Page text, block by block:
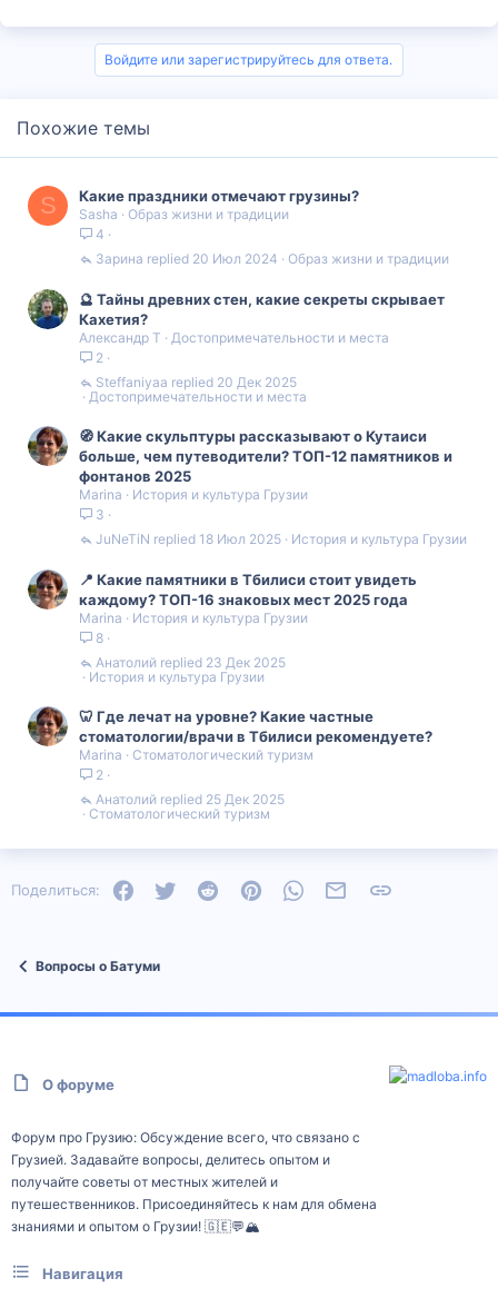
Войдите или зарегистрируйтесь для ответа.
Похожие темы
S Какие праздники отмечают грузины?
Sasha
Образ жизни и традиции
4
Образ жизни и традиции
20 Июл 2024
Зарина
🔮 Тайны древних стен, какие секреты скрывает
Кахетия?
Александр Т
Достопримечательности и места
2
Достопримечательности и места
20 Дек 2025
Steffaniyaa
🧭 Какие скульптуры рассказывают о Кутаиси
больше, чем путеводители? ТОП-12 памятников и
фонтанов 2025
Marina
История и культура Грузии
3
История и культура Грузии
18 Июл 2025
JuNeTiN
📍 Какие памятники в Тбилиси стоит увидеть
каждому? ТОП-16 знаковых мест 2025 года
Marina
История и культура Грузии
8
История и культура Грузии
23 Дек 2025
Анатолий
🦷 Где лечат на уровне? Какие частные
стоматологии/врачи в Тбилиси рекомендуете?
Marina
Стоматологический туризм
2
Стоматологический туризм
25 Дек 2025
Анатолий
Поделиться: FacebookTwitter Reddit PinterestWhatsAppЭлектронная почта
Вопросы о Батуми
О форуме
Форум про Грузию: Обсуждение всего, что связано с
Грузией. Задавайте вопросы, делитесь опытом и
получайте советы от местных жителей и
путешественников. Присоединяйтесь к нам для обмена
знаниями и опытом о Грузии! 🇬🇪💬🏔️
Навигация